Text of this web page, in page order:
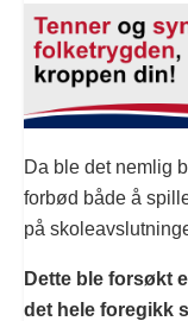
Da ble det nemlig
forbød både å
på
Dette ble forsøkt
det hele foregikk